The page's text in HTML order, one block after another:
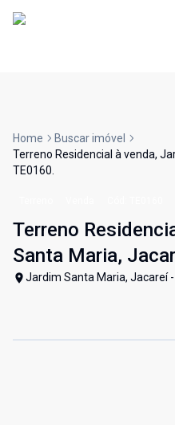
Home
Buscar imóvel
Terreno Residencial à venda,
TE0160.
Terreno
Santa Maria,
Jardim Santa Maria, Jacareí -